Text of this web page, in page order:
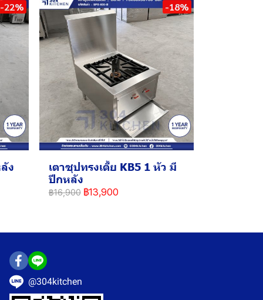
-22%
ง
-18%
เตาซุปทรงเตี้ย KB5 1 หัว มี
ปีกหลัง
฿16,900 ฿13,900
@304kitchen